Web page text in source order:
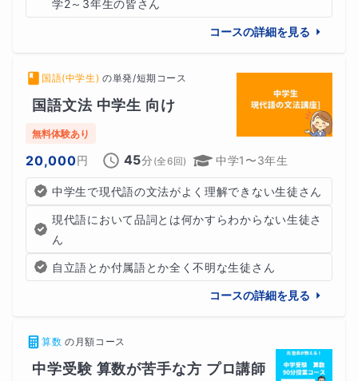
学2～3年生の皆さん
コースの詳細を見る
国語(中学生) の単発/短期コース
国語文法 中学生 向け
無料体験あり
20,000円 45分 (全6回) 中学1〜3年生
中学生で現代語の文法がよく理解できない生徒さん
現代語において品詞とは何かすらわからない生徒さ
ん
自立語とか付属語とか全く不明な生徒さん
コースの詳細を見る
算数 の 月額コース
中学受験 算数が苦手な方 プロ講師